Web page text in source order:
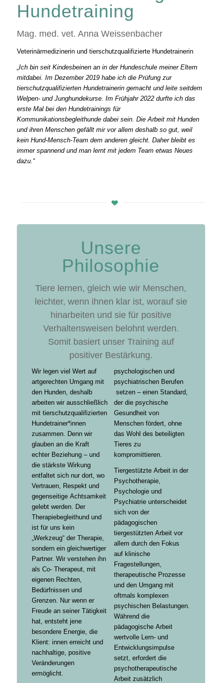
Hundetraining
Mag. med. vet. Anna Weissenbacher
Veterinärmedizinerin und tierschutzqualifizierte Hundetrainerin
„Ich bin seit Kindesbeinen an in der Hundeschule meiner Eltern
mitdabei. Im Dezember 2019 habe ich die Prüfung zur
tierschutzqualifizierten Hundetrainerin gemacht und leite seitdem
Welpen- und Junghundekurse. Im Frühjahr 2022 durfte ich das
erste Mal bei den Hundetrainings für
Kommunikationsbegleithunde dabei sein. Die Arbeit mit Hunden
und ihren Menschen gefällt mir vor allem deshalb so gut, weil
kein Hund-Mensch-Team dem anderen gleicht. Daher bleibt es
immer spannend und man lernt mit jedem Team etwas Neues
dazu.“
Unsere
Philosophie
Tiere lernen, gleich wie wir Menschen,
leichter, wenn ihnen klar ist, worauf sie
hinarbeiten und sie für positive
Verhaltensweisen belohnt werden.
Somit basiert unser Training auf
positiver Bestärkung.
Wir legen viel Wert auf
artgerechten Umgang mit
den Hunden, deshalb
arbeiten wir ausschließlich
mit tierschutzqualifizierten
Hundetrainer*innen
zusammen.
Denn wir
glauben an die Kraft
echter Beziehung – und
die stärkste Wirkung
entfaltet sich nur dort, wo
Vertrauen, Respektund
gegenseitige Achtsamkeit
gelebt werden. Der
Therapiebegleithund und
ist für uns kein
„Werkzeug“ der Therapie,
sondern ein gleichwertiger
Partner. Wir verstehen ihn
als Co- Therapeut, mit
eigenen Rechten,
Bedürfnissen und
Grenzen. Nur wenn er
Freude an seiner Tätigkeit
hat, entsteht jene
besondere Energie, die
Klient: innen erreicht und
nachhaltige, positive
Veränderungen
ermöglicht.
psychologischen und
psychiatrischen Berufen
setzen – einen Standard,
der die psychische
Gesundheit von
Menschen fördert, ohne
das Wohl des beteiligten
Tieres zu
kompromittieren.
Tiergestützte Arbeit in der
Psychotherapie,
Psychologie und
Psychiatrie unterscheidet
sich von der
pädagogischen
tiergestützten Arbeit vor
allem durch den Fokus
auf klinische
Fragestellungen,
therapeutische Prozesse
und den Umgang mit
oftmals komplexen
psychischen Belastungen.
Während die
pädagogische Arbeit
wertvolle Lern- und
Entwicklungsimpulse
setzt, erfordert die
psychotherapeutische
Arbeit zusätzlich